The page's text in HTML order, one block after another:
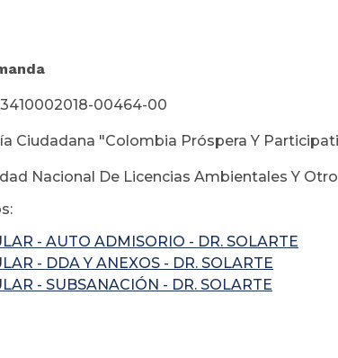
00464-00
Ciudadana "Colombia Próspera Y
Nacional De Licencias Ambientales Y
- AUTO ADMISORIO - DR. SOLARTE
- DDA Y ANEXOS - DR. SOLARTE
- SUBSANACIÓN - DR. SOLARTE